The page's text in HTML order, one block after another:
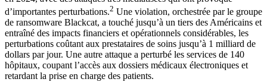
d’importantes perturbations.2 Une violation, orchestrée par le groupe
de ransomware Blackcat, a touché jusqu’à un tiers des Américains et
entraîné des impacts financiers et opérationnels considérables, les
perturbations coûtant aux prestataires de soins jusqu’à 1 milliard de
dollars par jour. Une autre attaque a perturbé les services de 140
hôpitaux, coupant l’accès aux dossiers médicaux électroniques et
retardant la prise en charge des patients.